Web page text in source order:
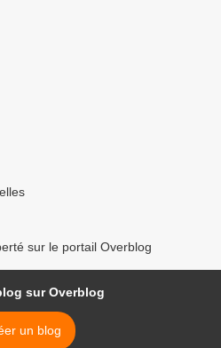
sur le portail Overblog
sur Overblog
un blog